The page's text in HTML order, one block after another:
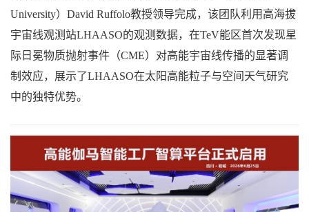
University）David Ruffolo教授领导完成，该团队利用高海拔
宇宙线观测站LHAASO的观测数据，在TeV能区首次发现星
际日冕物质抛射事件（CME）对高能宇宙线传播的显著调
制效应，展示了LHAASO在太阳高能粒子与空间天气研究
中的独特优势。